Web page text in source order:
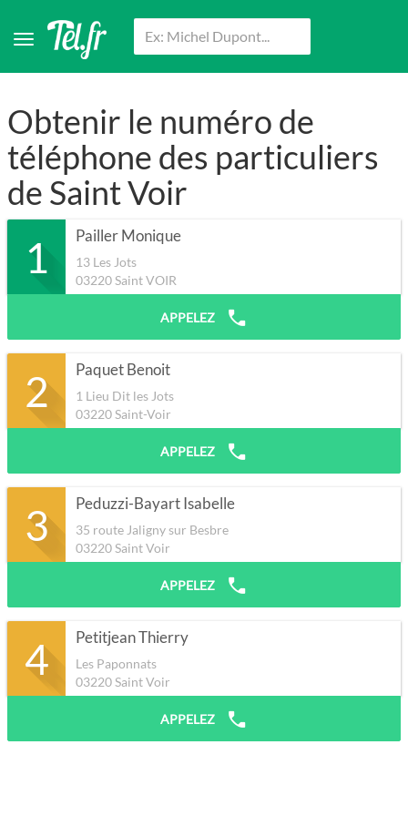
Obtenir le numéro de
téléphone des particuliers
de Saint Voir
1 Pailler Monique
13 Les Jots
03220Saint VOIR
APPELEZ
2 Paquet Benoit
1 Lieu Dit les Jots
03220Saint-Voir
APPELEZ
3 Peduzzi-Bayart Isabelle
35 route Jaligny sur Besbre
03220Saint Voir
APPELEZ
4 Petitjean Thierry
Les Paponnats
03220Saint Voir
APPELEZ